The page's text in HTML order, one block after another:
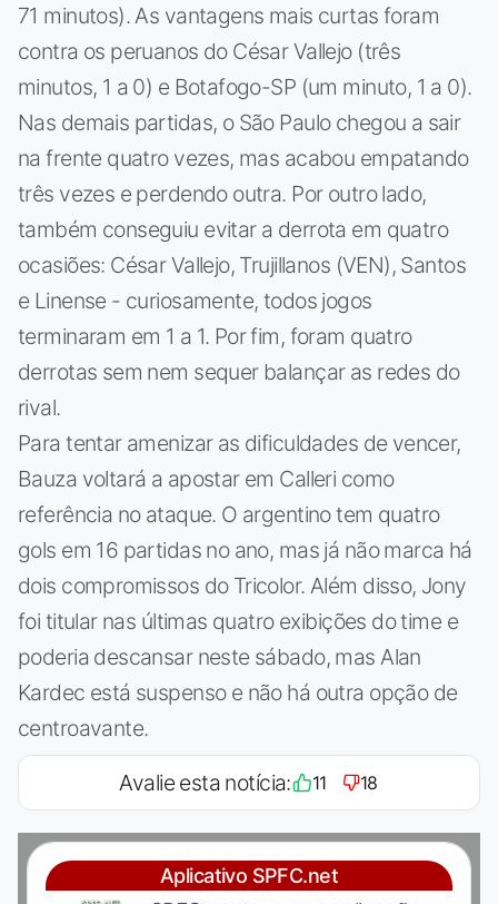
71 minutos). As vantagens mais curtas foram
contra os peruanos do César Vallejo (três
minutos, 1 a 0) e Botafogo-SP (um minuto, 1 a 0).
Nas demais partidas, o São Paulo chegou a sair
na frente quatro vezes, mas acabou empatando
três vezes e perdendo outra. Por outro lado,
também conseguiu evitar a derrota em quatro
ocasiões: César Vallejo, Trujillanos (VEN), Santos
e Linense - curiosamente, todos jogos
terminaram em 1 a 1. Por fim, foram quatro
derrotas sem nem sequer balançar as redes do
rival.
Para tentar amenizar as dificuldades de vencer,
Bauza voltará a apostar em Calleri como
referência no ataque. O argentino tem quatro
gols em 16 partidas no ano, mas já não marca há
dois compromissos do Tricolor. Além disso, Jony
foi titular nas últimas quatro exibições do time e
poderia descansar neste sábado, mas Alan
Kardec está suspenso e não há outra opção de
centroavante.
Avalie esta notícia: 11 18
Aplicativo SPFC.net